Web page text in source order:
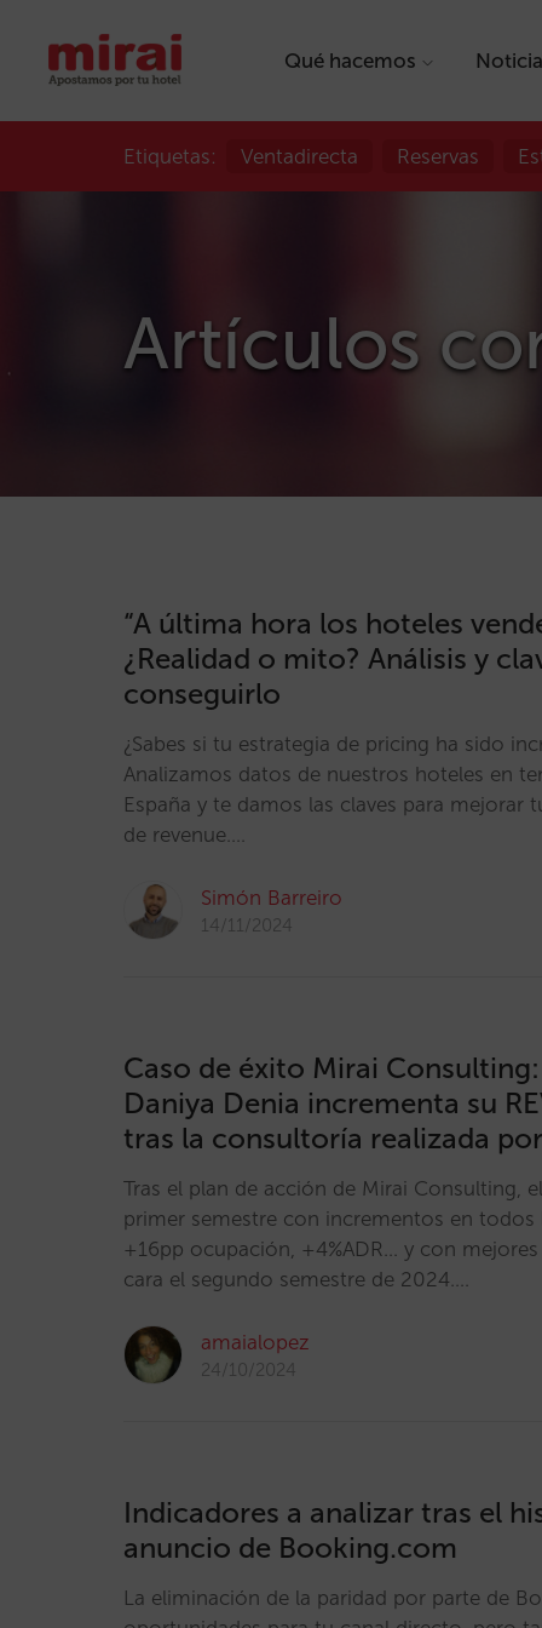
Qué hacemos
Etiquetas: Ventadirecta Reservas
Artículos
“A última hora los hoteles
¿Realidad o mito? Análisis y
conseguirlo
¿Sabes si tu estrategia de pricing ha sido
Analizamos datos de nuestros hoteles en
España y te damos las claves para mejorar
de revenue.…
Simón Barreiro
14/11/2024
Caso de éxito Mirai
Daniya Denia incrementa su
tras la consultoría realizada
Tras el plan de acción de Mirai Consulting,
primer semestre con incrementos en todos
+16pp ocupación, +4%ADR... y con
cara el segundo semestre de 2024.…
amaialopez
24/10/2024
Indicadores a analizar tras el
anuncio de Booking.com
La eliminación de la paridad por parte de